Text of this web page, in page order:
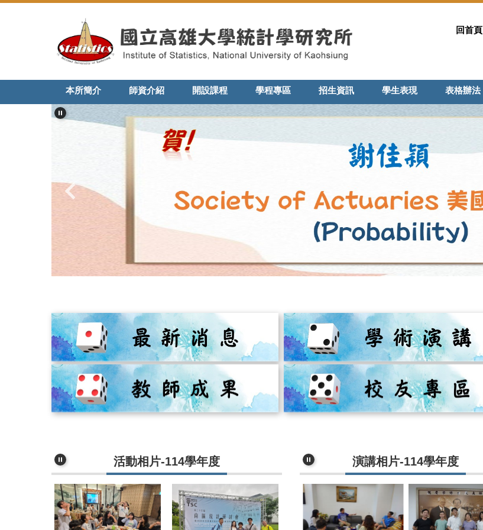
回首頁
本所簡介 師資介紹 開設課程 學程專區 招生資訊 學生表現 表格辦法
活動相片-114學年度 演講相片-114學年度